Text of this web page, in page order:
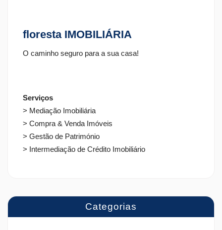
floresta IMOBILIÁRIA
O caminho seguro para a sua casa!
Serviços
> Mediação Imobiliária
> Compra & Venda Imóveis
> Gestão de Património
> Intermediação de Crédito Imobiliário
Categorias